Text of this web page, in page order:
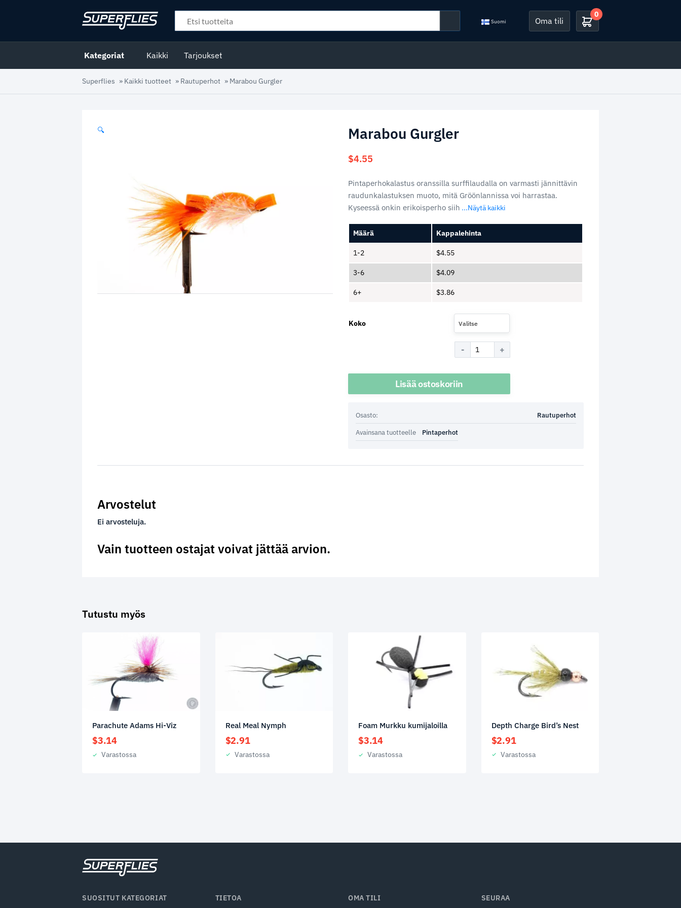
Suomi Oma tili
0
Kategoriat Kaikki Tarjoukset
Superflies » Kaikki tuotteet » Rautuperhot » Marabou Gurgler
🔍 Marabou Gurgler
$4.55
Pintaperhokalastus oranssilla surffilaudalla on varmasti jännittävin
raudunkalastuksen muoto, mitä Gröönlannissa voi harrastaa.
Kyseessä onkin erikoisperho siih ...Näytä kaikki
Määrä Kappalehinta
1-2 $4.55
3-6 $4.09
6+ $3.86
Koko Valitse
Lisää ostoskoriin
Osasto:
Rautuperhot
Avainsana tuotteelle
Pintaperhot
Arvostelut
Ei arvosteluja.
Vain tuotteen ostajat voivat jättää arvion.
Tutustu myös
Parachute Adams Hi-Viz
$3.14
Varastossa
Real Meal Nymph
$2.91
Varastossa
Foam Murkku kumijaloilla
$3.14
Varastossa
Depth Charge Bird’s Nest
$2.91
Varastossa
SUOSITUT KATEGORIAT TIETOA OMA TILI SEURAA